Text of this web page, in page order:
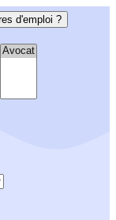
d'emploi ?